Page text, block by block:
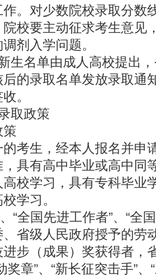
。对少数院校录取分数
校要主动征求考生意见
剂入学问题。
生名单由成人高校提出
的录取名单发放录取通
。
取政策
策
考生，经本人报名并申
具有高中毕业或高中同
校学习，具有专科毕业
学习。
“全国先进工作者”、“全
省级人民政府授予的劳
进步（成果）奖获得者，
奖章”、“新长征突击手”、